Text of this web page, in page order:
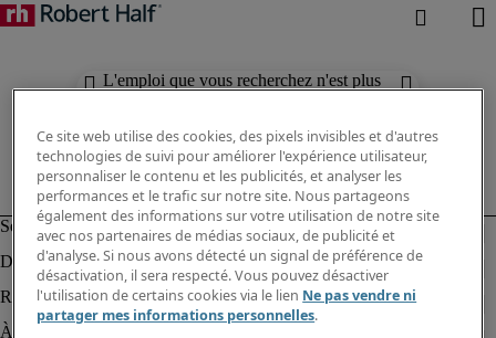
L'emploi que vous recherchez n'est plus
Ce site web utilise des cookies, des pixels invisibles et d'autres
technologies de suivi pour améliorer l'expérience utilisateur,
personnaliser le contenu et les publicités, et analyser les
performances et le trafic sur notre site. Nous partageons
également des informations sur votre utilisation de notre site
avec nos partenaires de médias sociaux, de publicité et
d'analyse. Si nous avons détecté un signal de préférence de
désactivation, il sera respecté. Vous pouvez désactiver
l'utilisation de certains cookies via le lien Ne pas vendre ni
partager mes informations personnelles.